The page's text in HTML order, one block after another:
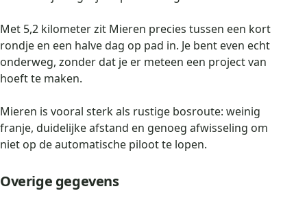
Met 5,2 kilometer zit Mieren precies tussen een kort
rondje en een halve dag op pad in. Je bent even echt
onderweg, zonder dat je er meteen een project van
hoeft te maken.
Mieren is vooral sterk als rustige bosroute: weinig
franje, duidelijke afstand en genoeg afwisseling om
niet op de automatische piloot te lopen.
Overige gegevens